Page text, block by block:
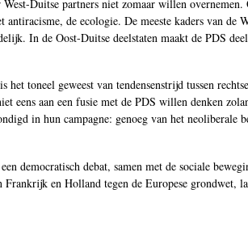
Duitse partners niet zomaar willen
de ecologie. De meeste kaders van de
In de Oost-Duitse deelstaten maakt de PDS
toneel geweest van tendensenstrijd tussen
eens aan een fusie met de PDS willen denken
in hun campagne: genoeg van het
democratisch debat, samen met de sociale
en Holland tegen de Europese